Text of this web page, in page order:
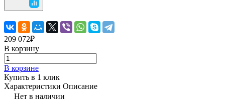
209 072₽
В корзину
В корзине
Купить в 1 клик
Характеристики Описание
Нет в наличии